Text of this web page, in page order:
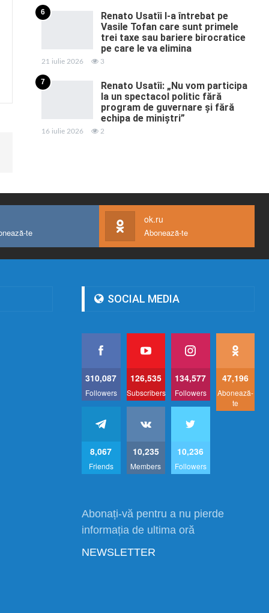
6
Renato Usatîi l-a întrebat pe
Vasile Tofan care sunt primele
trei taxe sau bariere birocratice
pe care le va elimina
21 iulie 2026 3
7
Renato Usatîi: „Nu vom participa
la un spectacol politic fără
program de guvernare și fără
echipa de miniștri”
16 iulie 2026 2
te
ok.ru
Abonează-te
SOCIAL MEDIA
310,087
Followers
126,535
Subscribers
134,577
Followers
47,196
Abonează-
te
8,067
Friends
10,235
Members
10,236
Followers
Abonați-vă pentru a nu pierde
informația de ultima oră
NEWSLETTER